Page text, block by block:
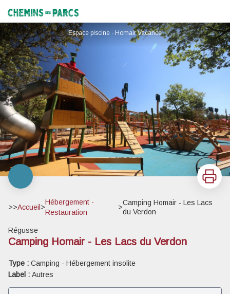
Chemins des Parcs
Espace piscine - Homair Vacance
Voir l'image en plein écran
Imprimer
>>Accueil >
Hébergement -
Restauration
>
Camping Homair - Les Lacs
du Verdon
Régusse
Camping Homair - Les Lacs du Verdon
Type : Camping - Hébergement insolite
Label : Autres